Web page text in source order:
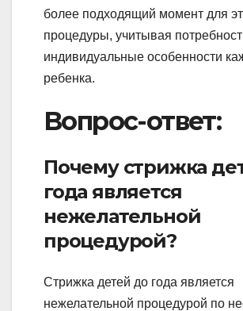
более подходящий момент для
процедуры, учитывая
индивидуальные особенности
ребенка.
Вопрос-ответ:
Почему стрижка
года является
нежелательной
процедурой?
Стрижка детей до года является
нежелательной процедурой по